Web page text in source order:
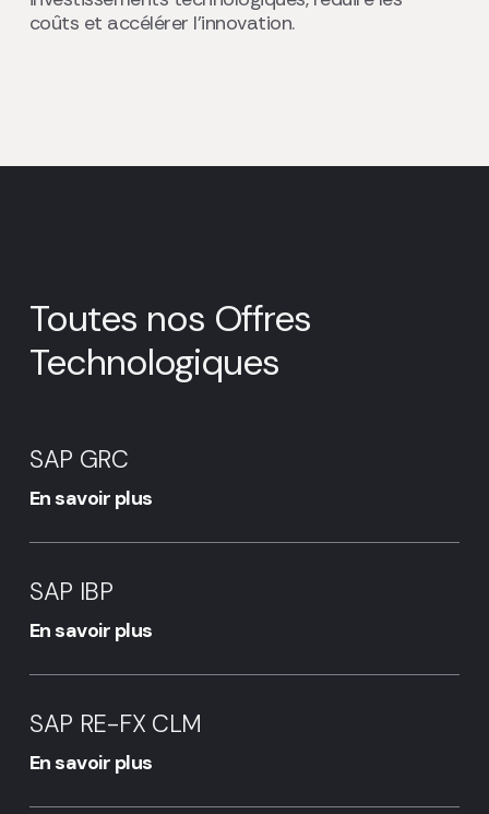
coûts et accélérer l’innovation.
Toutes nos Offres
Technologiques
GRC
SAP GRC
En savoir plus
IBP
SAP IBP
En savoir plus
RE-
FX
CLM
SAP RE-FX CLM
En savoir plus